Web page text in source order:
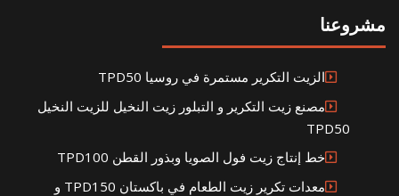
مشروعنا
الزيت التكرير مستمرة في روسيا TPD50
مصنع زيت التكرير و التبلور زيت النخيل للزيت النخيل
TPD50
خط إنتاج زيت فول الصويا وبذور القطن TPD100
معدات تكرير زيت الطعام في باكستان TPD150 و